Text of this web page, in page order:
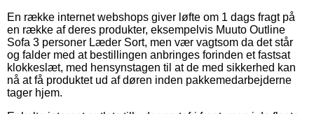
En række internet webshops giver løfte om 1 dags fragt på
en række af deres produkter, eksempelvis Muuto Outline
Sofa 3 personer Læder Sort, men vær vagtsom da det står
og falder med at bestillingen anbringes forinden et fastsat
klokkeslæt, med hensynstagen til at de med sikkerhed kan
nå at få produktet ud af døren inden pakkemedarbejderne
tager hjem.